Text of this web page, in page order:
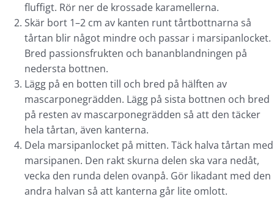
fluffigt. Rör ner de krossade karamellerna.
Skär bort 1–2 cm av kanten runt tårtbottnarna så
tårtan blir något mindre och passar i marsipanlocket.
Bred passionsfrukten och bananblandningen på
nedersta bottnen.
Lägg på en botten till och bred på hälften av
mascarponegrädden. Lägg på sista bottnen och bred
på resten av mascarponegrädden så att den täcker
hela tårtan, även kanterna.
Dela marsipanlocket på mitten. Täck halva tårtan med
marsipanen. Den rakt skurna delen ska vara nedåt,
vecka den runda delen ovanpå. Gör likadant med den
andra halvan så att kanterna går lite omlott.